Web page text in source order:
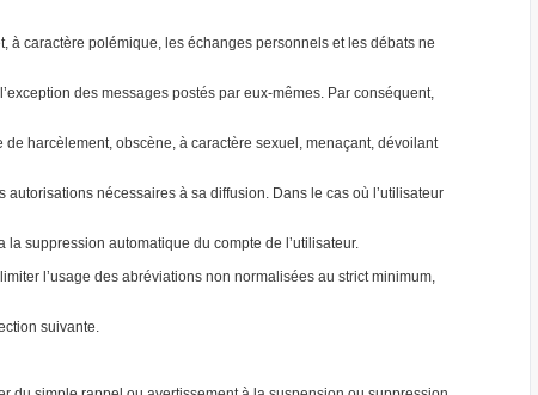
à caractère polémique, les échanges personnels et les débats ne
des messages postés par eux-mêmes. Par conséquent,
harcèlement, obscène, à caractère sexuel, menaçant, dévoilant
nécessaires à sa diffusion. Dans le cas où l’utilisateur
suppression automatique du compte de l’utilisateur.
l’usage des abréviations non normalisées au strict minimum,
suivante.